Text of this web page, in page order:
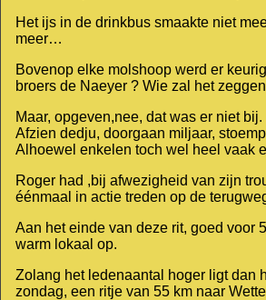
Het ijs in de drinkbus smaakte niet
meer…
Bovenop elke molshoop werd er
broers de Naeyer ? Wie zal het
Maar, opgeven,nee, dat was er niet bij.
Afzien dedju, doorgaan miljaar,
Alhoewel enkelen toch wel heel vaak
Roger had ,bij afwezigheid van zijn
éénmaal in actie treden op de
Aan het einde van deze rit, goed voor
warm lokaal op.
Zolang het ledenaantal hoger ligt dan
zondag, een ritje van 55 km naar